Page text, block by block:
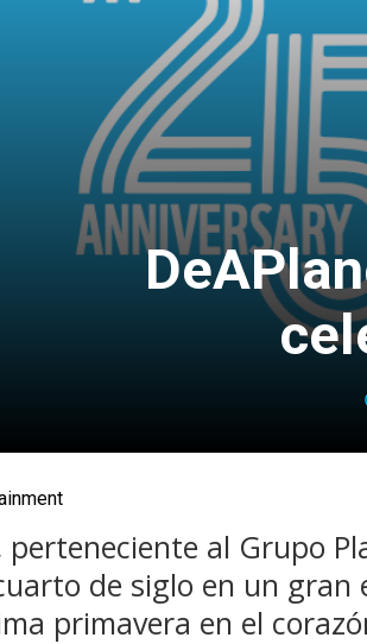
perteneciente al Grupo
de siglo en un gran
primavera en el